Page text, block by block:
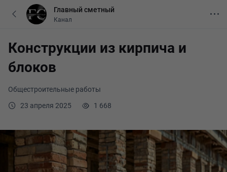
Общестроительные работы
23 апреля 2025
1 668
Конструкции из кирпича и
блоков
Главный сметный
Канал